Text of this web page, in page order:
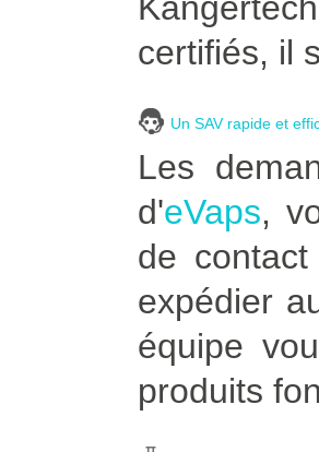
certifiés, il
Un SAV rapide et
Les
d'eVaps,
de
expédier
équipe
produits